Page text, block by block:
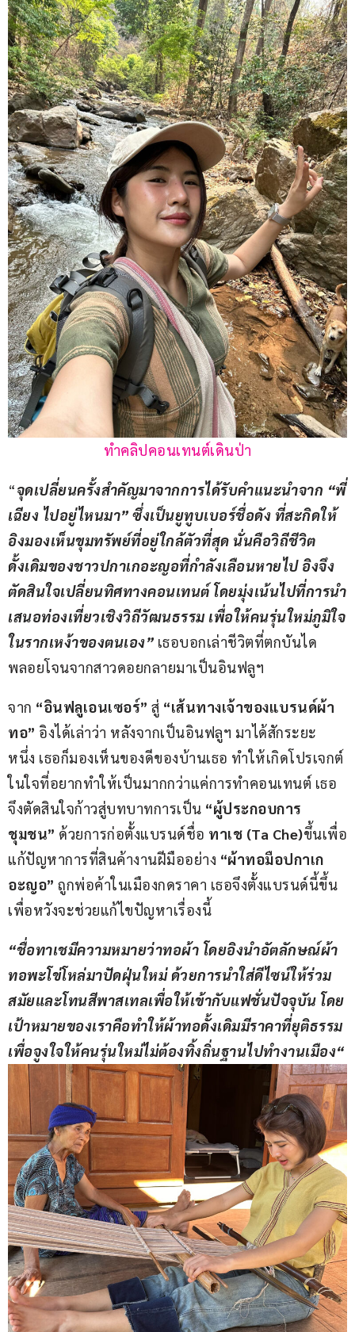
ทำคลิปคอนเทนต์เดินป่า
“จุดเปลี่ยนครั้งสำคัญมาจากการได้รับคำแนะนำจาก “พี่
เฉียง ไปอยู่ไหนมา” ซึ่งเป็นยูทูบเบอร์ชื่อดัง ที่สะกิดให้
อิงมองเห็นขุมทรัพย์ที่อยู่ใกล้ตัวที่สุด นั่นคือวิถีชีวิต
ดั้งเดิมของชาวปกาเกอะญอที่กำลังเลือนหายไป อิงจึง
ตัดสินใจเปลี่ยนทิศทางคอนเทนต์ โดยมุ่งเน้นไปที่การนำ
เสนอท่องเที่ยวเชิงวิถีวัฒนธรรม เพื่อให้คนรุ่นใหม่ภูมิใจ
ในรากเหง้าของตนเอง” เธอบอกเล่าชีวิตที่ตกบันได
พลอยโจนจากสาวดอยกลายมาเป็นอินฟลูฯ
จาก “อินฟลูเอนเซอร์” สู่ “เส้นทางเจ้าของแบรนด์ผ้า
ทอ” อิงได้เล่าว่า หลังจากเป็นอินฟลูฯ มาได้สักระยะ
หนึ่ง เธอก็มองเห็นของดีของบ้านเธอ ทำให้เกิดโปรเจกต์
ในใจที่อยากทำให้เป็นมากกว่าแค่การทำคอนเทนต์ เธอ
จึงตัดสินใจก้าวสู่บทบาทการเป็น “ผู้ประกอบการ
ชุมชน” ด้วยการก่อตั้งแบรนด์ชื่อ ทาเช (Ta Che)ขึ้นเพื่อ
แก้ปัญหาการที่สินค้างานฝีมืออย่าง “ผ้าทอมือปกาเก
อะญอ” ถูกพ่อค้าในเมืองกดราคา เธอจึงตั้งแบรนด์นี้ขึ้น
เพื่อหวังจะช่วยแก้ไขปัญหาเรื่องนี้
“ชื่อทาเชมีความหมายว่าทอผ้า โดยอิงนำอัตลักษณ์ผ้า
ทอพะโข่โหล่มาปัดฝุ่นใหม่ ด้วยการนำใส่ดีไซน์ให้ร่วม
สมัยและโทนสีพาสเทลเพื่อให้เข้ากับแฟชั่นปัจจุบัน โดย
เป้าหมายของเราคือทำให้ผ้าทอดั้งเดิมมีราคาที่ยุติธรรม
เพื่อจูงใจให้คนรุ่นใหม่ไม่ต้องทิ้งถิ่นฐานไปทำงานเมือง“